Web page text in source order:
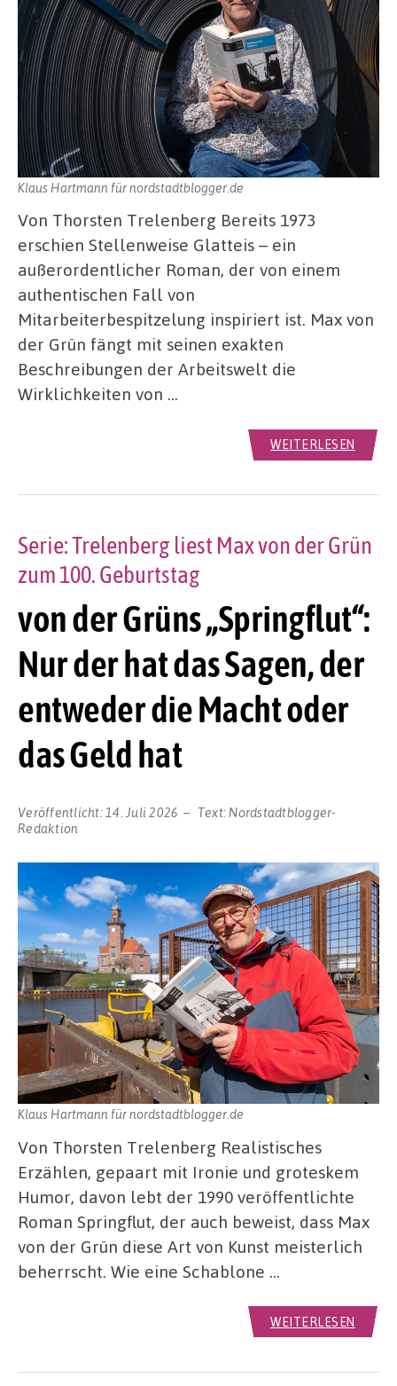
Klaus Hartmann für nordstadtblogger.de
Von Thorsten Trelenberg Bereits 1973
erschien Stellenweise Glatteis – ein
außerordentlicher Roman, der von einem
authentischen Fall von
Mitarbeiterbespitzelung inspiriert ist. Max von
der Grün fängt mit seinen exakten
Beschreibungen der Arbeitswelt die
Wirklichkeiten von …
WEITERLESEN
von der Grüns „Springflut“:
Nur der hat das Sagen, der
entweder die Macht oder
das Geld hat
Serie: Trelenberg liest Max von der Grün
zum 100. Geburtstag
Veröffentlicht: 14. Juli 2026 Text: Nordstadtblogger-
Redaktion
Klaus Hartmann für nordstadtblogger.de
Von Thorsten Trelenberg Realistisches
Erzählen, gepaart mit Ironie und groteskem
Humor, davon lebt der 1990 veröffentlichte
Roman Springflut, der auch beweist, dass Max
von der Grün diese Art von Kunst meisterlich
beherrscht. Wie eine Schablone …
WEITERLESEN